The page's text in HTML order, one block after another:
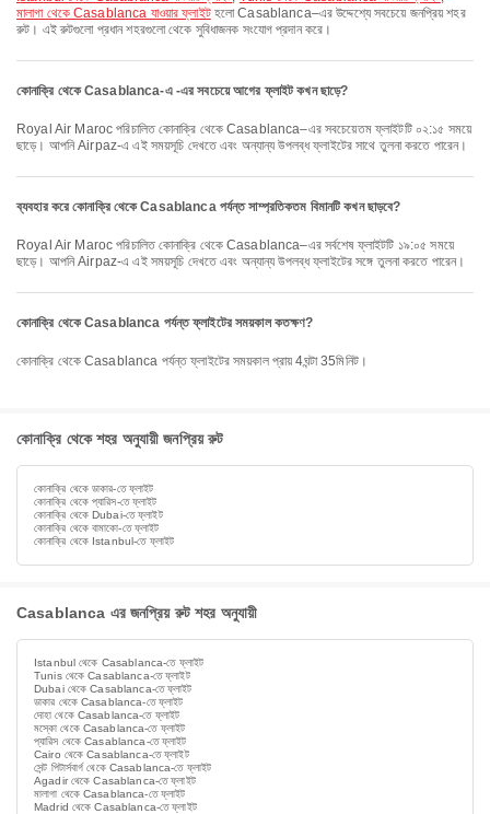
মালাগা থেকে Casablanca যাওয়ার ফ্লাইটহলো Casablanca–এর উদ্দেশ্যে সবচেয়ে জনপ্রিয় শহর
রুট। এই রুটগুলো প্রধান শহরগুলো থেকে সুবিধাজনক সংযোগ প্রদান করে।
কোনাক্রি থেকে Casablanca-এ -এর সবচেয়ে আগের ফ্লাইট কখন ছাড়ে?
Royal Air Maroc পরিচালিত কোনাক্রি থেকে Casablanca–এর সবচেয়েতম ফ্লাইটটি ০২:১৫ সময়ে
ছাড়ে। আপনি Airpaz-এ এই সময়সূচি দেখতে এবং অন্যান্য উপলব্ধ ফ্লাইটের সাথে তুলনা করতে পারেন।
ব্যবহার করে কোনাক্রি থেকে Casablanca পর্যন্ত সাম্প্রতিকতম বিমানটি কখন ছাড়বে?
Royal Air Maroc পরিচালিত কোনাক্রি থেকে Casablanca–এর সর্বশেষ ফ্লাইটটি ১৯:০৫ সময়ে
ছাড়ে। আপনি Airpaz-এ এই সময়সূচি দেখতে এবং অন্যান্য উপলব্ধ ফ্লাইটের সঙ্গে তুলনা করতে পারেন।
কোনাক্রি থেকে Casablanca পর্যন্ত ফ্লাইটের সময়কাল কতক্ষণ?
কোনাক্রি থেকে Casablanca পর্যন্ত ফ্লাইটের সময়কাল প্রায় 4ঘন্টা 35মিনিট।
কোনাক্রি থেকে শহর অনুযায়ী জনপ্রিয় রুট
কোনাক্রি থেকে ডাকার-তে ফ্লাইট
কোনাক্রি থেকে প্যারিস-তে ফ্লাইট
কোনাক্রি থেকে Dubai-তে ফ্লাইট
কোনাক্রি থেকে বামাকো-তে ফ্লাইট
কোনাক্রি থেকে Istanbul-তে ফ্লাইট
Casablanca এর জনপ্রিয় রুট শহর অনুযায়ী
Istanbul থেকে Casablanca-তে ফ্লাইট
Tunis থেকে Casablanca-তে ফ্লাইট
Dubai থেকে Casablanca-তে ফ্লাইট
ডাকার থেকে Casablanca-তে ফ্লাইট
দোহা থেকে Casablanca-তে ফ্লাইট
মস্কো থেকে Casablanca-তে ফ্লাইট
প্যারিস থেকে Casablanca-তে ফ্লাইট
Cairo থেকে Casablanca-তে ফ্লাইট
সেন্ট পিটার্সবার্গ থেকে Casablanca-তে ফ্লাইট
Agadir থেকে Casablanca-তে ফ্লাইট
মালাগা থেকে Casablanca-তে ফ্লাইট
Madrid থেকে Casablanca-তে ফ্লাইট